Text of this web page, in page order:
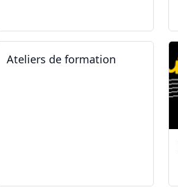
Ateliers de formation